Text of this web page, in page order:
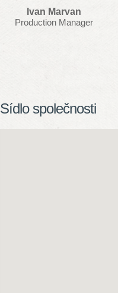
Ivan Marvan
Production Manager
Sídlo společnosti